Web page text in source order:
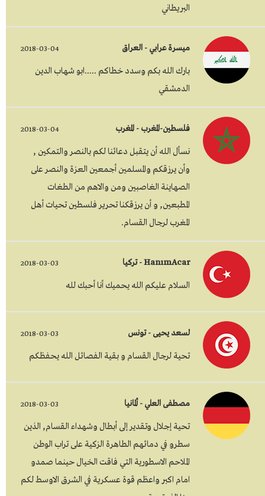
البريطاني
ميسرة عرابي - العراق 2018-03-04
بارك الله بكم وسدد خطاكم .....ابو شهاب الدين
الدمشقي
فلسطين-المغرب - المغرب 2018-03-04
نسأل الله أن يتقبل دعائنا لكم بالنصر والتمكين ,
وأن يرزقكم والمسلمين أجمعين العزة والنصر على
الصهاينة الغاصبين ومن والاهم من الطغات
المطبعين, و أن يرزقكنا تحرير فلسطين تحيات أهل
المغرب لرجال القسام.
HanımAcar - تركيا 2018-03-03
السلام عليكم الله يحميك أنا أحبك لله
لسعد يحيى - تونس 2018-03-03
تحية لرجال القسام و بقية الفصائل الله يحفظكم
مصطفى العلي - ألمانيا 2018-03-03
تحية إجلال وتقدير إلى أبطال وشهداء القسام, الذين
سطرو في دمائهم الطاهرة الزكية على تراب الوطن
الملاحم الاسطورية التي فاقت الخيال حينما صمدو
امام اكبر واعظم قوة عسكرية في الشرق الاوسط لكم